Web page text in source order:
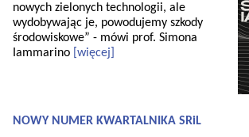
nowych zielonych technologii, ale
wydobywając je, powodujemy szkody
środowiskowe” - mówi prof. Simona
Iammarino [więcej]
NOWY NUMER KWARTALNIKA SRiL